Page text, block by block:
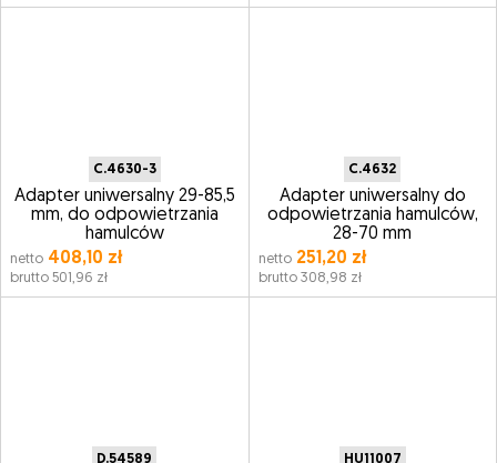
C.4630-3
Adapter uniwersalny 29-85,5
mm, do odpowietrzania
hamulców
netto 408,10 zł
brutto 501,96 zł
C.4632
Adapter uniwersalny do
odpowietrzania hamulców,
28-70 mm
netto251,20 zł
brutto 308,98 zł
D.54589 HU11007